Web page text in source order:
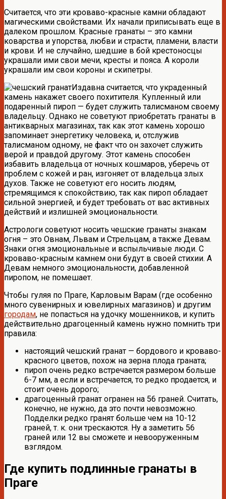
Считается, что эти кроваво-красные камни обладают
магическими свойствами. Их начали приписывать еще в
далеком прошлом. Красные гранаты – это камни
коварства и упорства, любви и страсти, пламени, власти
и крови. И не случайно, шедшие в бой крестоносцы
украшали ими свои мечи, кресты и пояса. А короли
украшали им свои короны и скипетры.
Издавна считается, что украденный
камень накажет своего похитителя. Купленный или
подаренный пироп — будет служить талисманом своему
владельцу. Однако не советуют приобретать гранаты в
антикварных магазинах, так как этот камень хорошо
запоминает энергетику человека, и, отслужив
талисманом одному, не факт что он захочет служить
верой и правдой другому. Этот камень способен
избавить владельца от ночных кошмаров, уберечь от
проблем с кожей и ран, изгоняет от владельца злых
духов. Также не советуют его носить людям,
стремящимся к спокойствию, так как пироп обладает
сильной энергией, и будет требовать от вас активных
действий и излишней эмоциональности.
Астрологи советуют носить чешские гранаты знакам
огня – это Овнам, Львам и Стрельцам, а также Девам.
Знаки огня эмоциональные и вспыльчивые люди. С
кроваво-красным камнем они будут в своей стихии. А
Девам немного эмоциональности, добавленной
пиропом, не помешает.
Чтобы гуляя по Праге, Карловым Варам (где особенно
много сувенирных и ювелирных магазинов) и другим
городам, не попасться на удочку мошенников, и купить
действительно драгоценный камень нужно помнить три
правила:
настоящий чешский гранат — бордового и кроваво-
красного цветов, похож на зерна плода граната;
пироп очень редко встречается размером больше
6-7 мм, а если и встречается, то редко продается, и
стоит очень дорого;
драгоценный гранат огранен на 56 граней. Считать,
конечно, не нужно, да это почти невозможно.
Подделки редко гранят больше чем на 10-12
граней, т. к. они трескаются. Ну а заметить 56
граней или 12 вы сможете и невооруженным
взглядом.
Где купить подлинные гранаты в
Праге